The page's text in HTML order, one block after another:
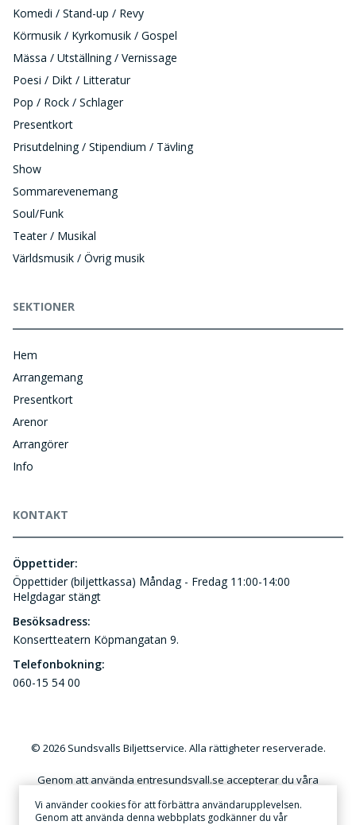
Komedi / Stand-up / Revy
Körmusik / Kyrkomusik / Gospel
Mässa / Utställning / Vernissage
Poesi / Dikt / Litteratur
Pop / Rock / Schlager
Presentkort
Prisutdelning / Stipendium / Tävling
Show
Sommarevenemang
Soul/Funk
Teater / Musikal
Världsmusik / Övrig musik
SEKTIONER
Hem
Arrangemang
Presentkort
Arenor
Arrangörer
Info
KONTAKT
Öppettider:
Öppettider (biljettkassa) Måndag - Fredag 11:00-14:00
Helgdagar stängt
Besöksadress:
Konsertteatern Köpmangatan 9.
Telefonbokning:
060-15 54 00
© 2026 Sundsvalls Biljettservice. Alla rättigheter reserverade.
Genom att använda entresundsvall.se accepterar du våra
innehållet på denna webbplats utan skriftlig tillåtelse är förbjudet.
Vi använder cookies för att förbättra användarupplevelsen.
Genom att använda denna webbplats godkänner du vår